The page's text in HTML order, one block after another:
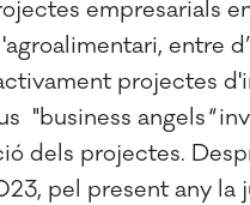
empresarials
entre
projectes
"business angels"
dels projectes.
pel present any la